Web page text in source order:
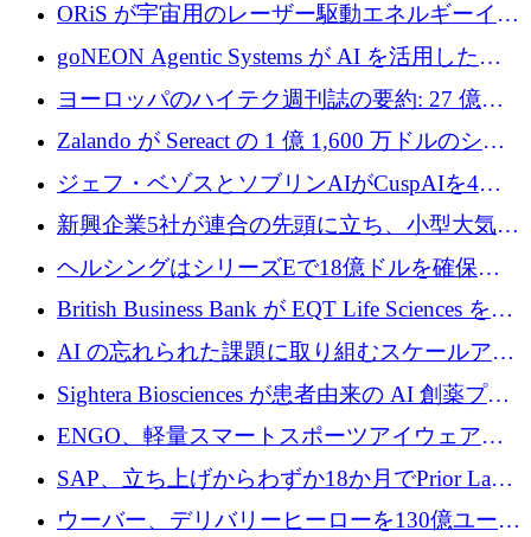
ORiS が宇宙用のレーザー駆動エネルギーイン
フラの構築に 500 万ユーロを調達
goNEON Agentic Systems が AI を活用したイ
ンフラ計画を加速するために 16 万ユーロを確
ヨーロッパのハイテク週刊誌の要約: 27 億ユ
ーロを超える 60 以上のハイテク資金調達取引
Zalando が Sereact の 1 億 1,600 万ドルのシリ
ーズ B に参加し、AI を活用した倉庫自動化を
ジェフ・ベゾスとソブリンAIがCuspAIを4億
5,000万ドルの資金調達で支援
新興企業5社が連合の先頭に立ち、小型大気質
センサーをEUのクリーンエア政策の中心に据
ヘルシングはシリーズEで18億ドルを確保、
ウーバーはデリバリー・ヒーローを130億ユー
銀行を立ち上げる
British Business Bank が EQT Life Sciences を
2,500 万ユーロのコミットメントで支援
AI の忘れられた課題に取り組むスケールアッ
プを実現: カメラロール
Sightera Biosciences が患者由来の AI 創薬プラ
ットフォームを拡大するために 300 万ユーロ
のプレシードをクローズ
ENGO、軽量スマートスポーツアイウェアの
進歩のために510万ユーロを調達
SAP、立ち上げからわずか18か月でPrior Labs
を10億ユーロ以上の契約で買収
ウーバー、デリバリーヒーローを130億ユーロ